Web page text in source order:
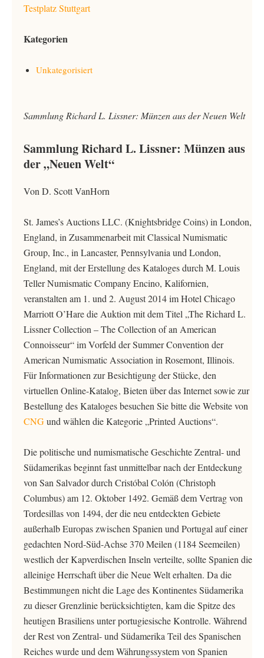
Testplatz Stuttgart
Kategorien
Unkategorisiert
Sammlung Richard L. Lissner: Münzen aus der Neuen Welt
Sammlung Richard L. Lissner: Münzen aus
der „Neuen Welt“
Von D. Scott VanHorn
St. James’s Auctions LLC. (Knightsbridge Coins) in London,
England, in Zusammenarbeit mit Classical Numismatic
Group, Inc., in Lancaster, Pennsylvania und London,
England, mit der Erstellung des Kataloges durch M. Louis
Teller Numismatic Company Encino, Kalifornien,
veranstalten am 1. und 2. August 2014 im Hotel Chicago
Marriott O’Hare die Auktion mit dem Titel „The Richard L.
Lissner Collection – The Collection of an American
Connoisseur“ im Vorfeld der Summer Convention der
American Numismatic Association in Rosemont, Illinois.
Für Informationen zur Besichtigung der Stücke, den
virtuellen Online-Katalog, Bieten über das Internet sowie zur
Bestellung des Kataloges besuchen Sie bitte die Website von
CNGund wählen die Kategorie „Printed Auctions“.
Die politische und numismatische Geschichte Zentral- und
Südamerikas beginnt fast unmittelbar nach der Entdeckung
von San Salvador durch Cristóbal Colón (Christoph
Columbus) am 12. Oktober 1492. Gemäß dem Vertrag von
Tordesillas von 1494, der die neu entdeckten Gebiete
außerhalb Europas zwischen Spanien und Portugal auf einer
gedachten Nord-Süd-Achse 370 Meilen (1184 Seemeilen)
westlich der Kapverdischen Inseln verteilte, sollte Spanien die
alleinige Herrschaft über die Neue Welt erhalten. Da die
Bestimmungen nicht die Lage des Kontinentes Südamerika
zu dieser Grenzlinie berücksichtigten, kam die Spitze des
heutigen Brasiliens unter portugiesische Kontrolle. Während
der Rest von Zentral- und Südamerika Teil des Spanischen
Reiches wurde und dem Währungssystem von Spanien